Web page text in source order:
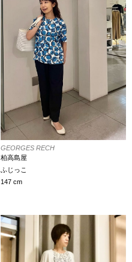
GEORGES RECH
柏高島屋
ふじっこ
147 cm